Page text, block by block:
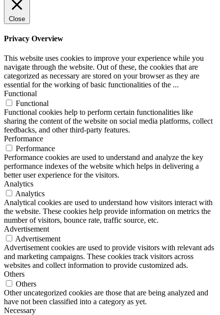
Close
Privacy Overview
This website uses cookies to improve your experience while you
navigate through the website. Out of these, the cookies that are
categorized as necessary are stored on your browser as they are
essential for the working of basic functionalities of the ...
Functional
Functional
Functional cookies help to perform certain functionalities like
sharing the content of the website on social media platforms, collect
feedbacks, and other third-party features.
Performance
Performance
Performance cookies are used to understand and analyze the key
performance indexes of the website which helps in delivering a
better user experience for the visitors.
Analytics
Analytics
Analytical cookies are used to understand how visitors interact with
the website. These cookies help provide information on metrics the
number of visitors, bounce rate, traffic source, etc.
Advertisement
Advertisement
Advertisement cookies are used to provide visitors with relevant ads
and marketing campaigns. These cookies track visitors across
websites and collect information to provide customized ads.
Others
Others
Other uncategorized cookies are those that are being analyzed and
have not been classified into a category as yet.
Necessary